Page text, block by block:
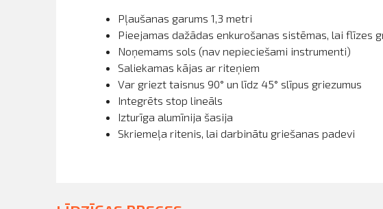
Pļaušanas garums 1,3 metri
Pieejamas dažādas enkurošanas sistēmas, lai flīzes
Noņemams sols (nav nepieciešami instrumenti)
Saliekamas kājas ar riteņiem
Var griezt taisnus 90° un līdz 45° slīpus griezumus
Integrēts stop lineāls
Izturīga alumīnija šasija
Skriemeļa ritenis, lai darbinātu griešanas padevi